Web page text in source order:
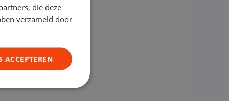
die deze
verzameld door
ACCEPTEREN